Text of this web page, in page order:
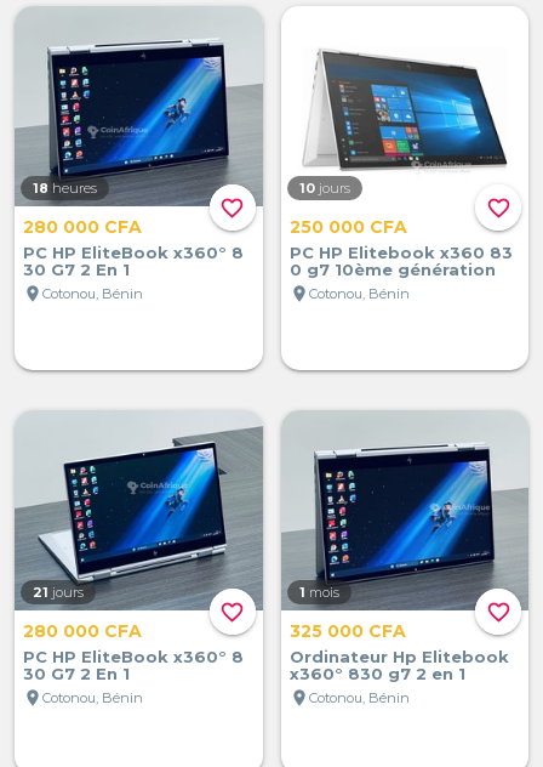
favorite_border
18 heures
280 000 CFA
PC HP EliteBook x360° 8
30 G7 2 En 1
location_on Cotonou, Bénin
favorite_border
10 jours
250 000 CFA
PC HP Elitebook x360 83
0 g7 10ème génération
location_on Cotonou, Bénin
favorite_border
21 jours
280 000 CFA
PC HP EliteBook x360° 8
30 G7 2 En 1
location_on Cotonou, Bénin
favorite_border
1 mois
325 000 CFA
Ordinateur Hp Elitebook
x360° 830 g7 2 en 1
location_on Cotonou, Bénin